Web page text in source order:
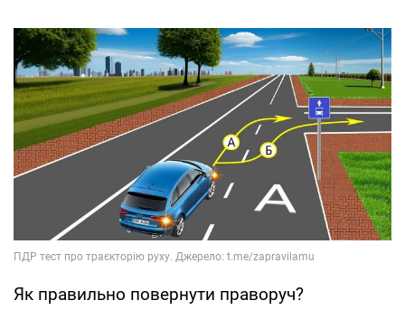
Як правильно повернути праворуч?